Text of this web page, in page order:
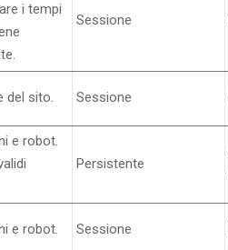
i tempi
Sessione
del sito. Sessione
e robot.
Persistente
e robot. Sessione